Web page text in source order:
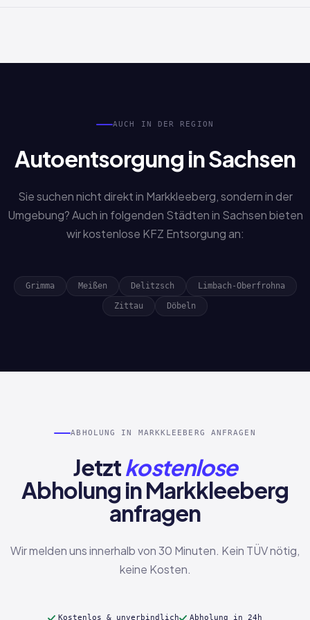
AUCH IN DER REGION
Autoentsorgung in Sachsen
Sie suchen nicht direkt in Markkleeberg, sondern in der
Umgebung? Auch in folgenden Städten in Sachsen bieten
wir kostenlose KFZ Entsorgung an:
Grimma Meißen Delitzsch Limbach-Oberfrohna
Zittau Döbeln
ABHOLUNG IN MARKKLEEBERG ANFRAGEN
Jetztkostenlose
Abholung in Markkleeberg
anfragen
Wir melden uns innerhalb von 30 Minuten. Kein TÜV nötig,
keine Kosten.
Kostenlos & unverbindlich Abholung in 24h